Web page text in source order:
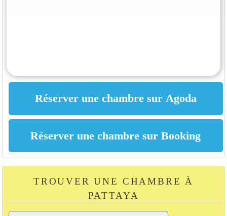
TROUVER UNE CHAMBRE À
PATTAYA